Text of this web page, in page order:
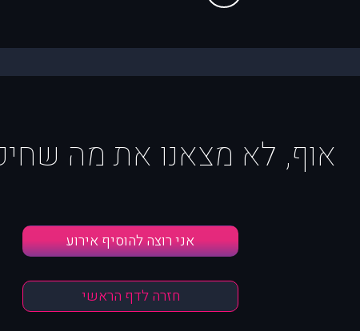
אוף, לא מצאנו את מה
אני רוצה להוסיף אירוע
חזרה לדף הראשי